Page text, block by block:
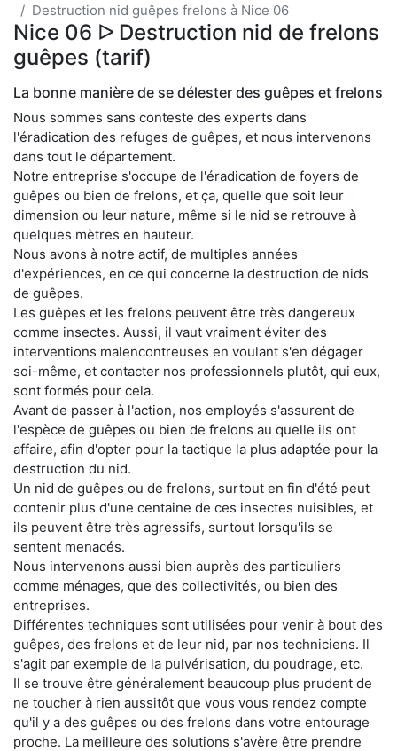
Destruction nid guêpes frelons à Nice 06
Nice 06 ᐅ Destruction nid de frelons
guêpes (tarif)
La bonne manière de se délester des guêpes et frelons
Nous sommes sans conteste des experts dans
l'éradication des refuges de guêpes, et nous intervenons
dans tout le département.
Notre entreprise s'occupe de l'éradication de foyers de
guêpes ou bien de frelons, et ça, quelle que soit leur
dimension ou leur nature, même si le nid se retrouve à
quelques mètres en hauteur.
Nous avons à notre actif, de multiples années
d'expériences, en ce qui concerne la destruction de nids
de guêpes.
Les guêpes et les frelons peuvent être très dangereux
comme insectes. Aussi, il vaut vraiment éviter des
interventions malencontreuses en voulant s'en dégager
soi-même, et contacter nos professionnels plutôt, qui eux,
sont formés pour cela.
Avant de passer à l'action, nos employés s'assurent de
l'espèce de guêpes ou bien de frelons au quelle ils ont
affaire, afin d'opter pour la tactique la plus adaptée pour la
destruction du nid.
Un nid de guêpes ou de frelons, surtout en fin d'été peut
contenir plus d'une centaine de ces insectes nuisibles, et
ils peuvent être très agressifs, surtout lorsqu'ils se
sentent menacés.
Nous intervenons aussi bien auprès des particuliers
comme ménages, que des collectivités, ou bien des
entreprises.
Différentes techniques sont utilisées pour venir à bout des
guêpes, des frelons et de leur nid, par nos techniciens. Il
s'agit par exemple de la pulvérisation, du poudrage, etc.
Il se trouve être généralement beaucoup plus prudent de
ne toucher à rien aussitôt que vous vous rendez compte
qu'il y a des guêpes ou des frelons dans votre entourage
proche. La meilleure des solutions s'avère être prendre